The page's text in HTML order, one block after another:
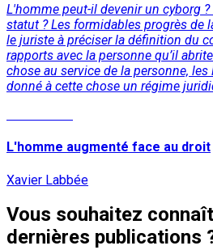
L'homme peut-il devenir un cyborg
statut ? Les formidables progrès de
le juriste à préciser la définition du
rapports avec la personne qu’il
chose au service de la personne,
donné à cette chose un régime
L'homme augmenté face au droit
Xavier Labbée
Vous souhaitez
dernières publications